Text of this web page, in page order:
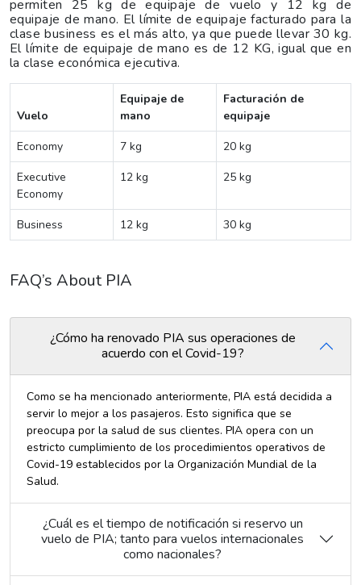
permiten 25 kg de equipaje de vuelo y 12 kg de
equipaje de mano. El límite de equipaje facturado para la
clase business es el más alto, ya que puede llevar 30 kg.
El límite de equipaje de mano es de 12 KG, igual que en
la clase económica ejecutiva.
Vuelo
Equipaje de
mano
Facturación de
equipaje
Economy
7 kg
20 kg
Executive
Economy
12 kg 25 kg
Business 12 kg 30 kg
FAQ’s About PIA
¿Cómo ha renovado PIA sus operaciones de
acuerdo con el Covid-19?
Como se ha mencionado anteriormente, PIA está decidida a
servir lo mejor a los pasajeros. Esto significa que se
preocupa por la salud de sus clientes. PIA opera con un
estricto cumplimiento de los procedimientos operativos de
Covid-19 establecidos por la Organización Mundial de la
Salud.
¿Cuál es el tiempo de notificación si reservo un
vuelo de PIA; tanto para vuelos internacionales
como nacionales?